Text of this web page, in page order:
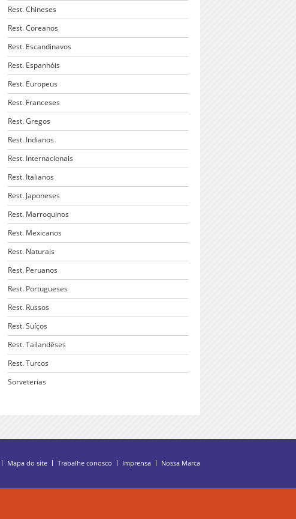
Rest. Chineses
Rest. Coreanos
Rest. Escandinavos
Rest. Espanhóis
Rest. Europeus
Rest. Franceses
Rest. Gregos
Rest. Indianos
Rest. Internacionais
Rest. Italianos
Rest. Japoneses
Rest. Marroquinos
Rest. Mexicanos
Rest. Naturais
Rest. Peruanos
Rest. Portugueses
Rest. Russos
Rest. Suíços
Rest. Tailandêses
Rest. Turcos
Sorveterias
Mapa do site Trabalhe conosco Imprensa Nossa Marca